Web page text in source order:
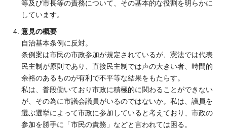
等及び市長等の責務について、その基本的な役割を明らかに
しています。
意見の概要
自治基本条例に反対。
条例案は市民の市政参加が規定されているが、憲法では代表
民主制が原則であり、直接民主制では声の大きい者、時間的
余裕のあるものが有利で不平等な結果をもたらす。
私は、普段働いており市政に積極的に関わることができない
が、その為に市議会議員がいるのではないか。私は、議員を
選ぶ選挙によって市政に参加していると考えており、市政の
参加を勝手に「市民の責務」などと言われては困る。